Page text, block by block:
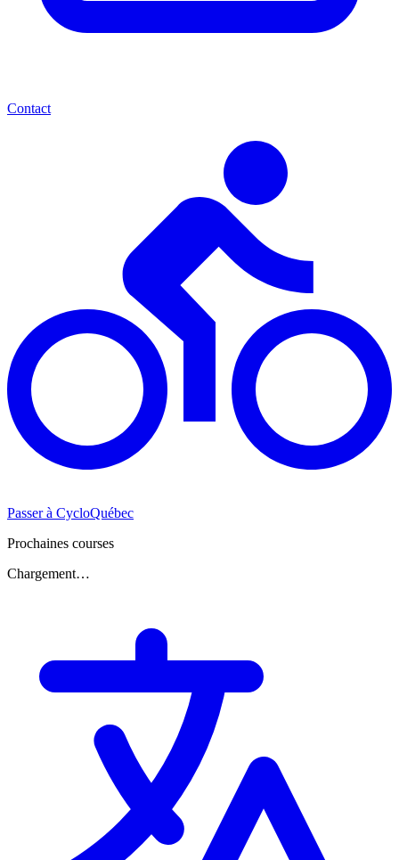
Contact
Passer à CycloQuébec
Prochaines courses
Chargement…